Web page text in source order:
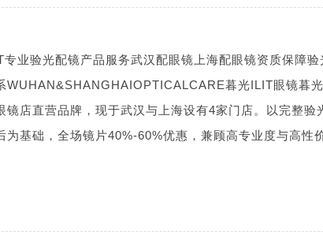
业验光配镜产品服务武汉配眼镜上海配眼镜资质保障验
WUHAN&SHANGHAIOPTICALCARE暮光ILIT眼镜暮
店直营品牌，现于武汉与上海设有4家门店。以完整验
为基础，全场镜片40%-60%优惠，兼顾高专业度与高性